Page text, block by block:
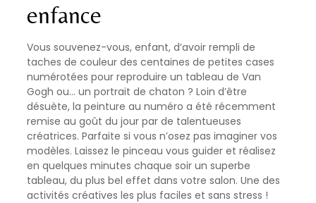
enfance
Vous souvenez-vous, enfant, d’avoir rempli de
taches de couleur des centaines de petites cases
numérotées pour reproduire un tableau de Van
Gogh ou… un portrait de chaton ? Loin d’être
désuète, la peinture au numéro a été récemment
remise au goût du jour par de talentueuses
créatrices. Parfaite si vous n’osez pas imaginer vos
modèles. Laissez le pinceau vous guider et réalisez
en quelques minutes chaque soir un superbe
tableau, du plus bel effet dans votre salon. Une des
activités créatives les plus faciles et sans stress !